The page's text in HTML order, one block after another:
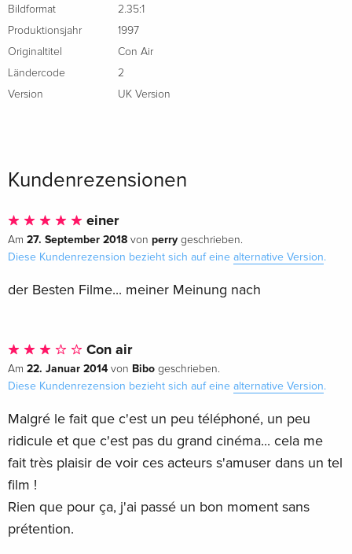
Bildformat
2.35:1
Produktionsjahr
1997
Originaltitel
Con Air
Ländercode
2
Version
UK Version
Kundenrezensionen
einer
Am 27. September 2018 von perry geschrieben.
Diese Kundenrezension bezieht sich auf eine alternative Version.
der Besten Filme... meiner Meinung nach
Con air
Am 22. Januar 2014 von Bibo geschrieben.
Diese Kundenrezension bezieht sich auf eine alternative Version.
Malgré le fait que c'est un peu téléphoné, un peu
ridicule et que c'est pas du grand cinéma... cela me
fait très plaisir de voir ces acteurs s'amuser dans un tel
film !
Rien que pour ça, j'ai passé un bon moment sans
prétention.